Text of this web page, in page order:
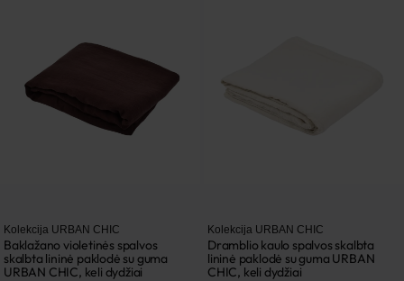
Kolekcija URBAN CHIC
Baklažano violetinės spalvos
skalbta lininė paklodė su guma
URBAN CHIC, keli dydžiai
Kolekcija URBAN CHIC
Dramblio kaulo spalvos skalbta
lininė paklodė su guma URBAN
CHIC, keli dydžiai